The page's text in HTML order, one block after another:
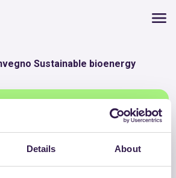
Details About
Sustainable bioenergy
Sustainable